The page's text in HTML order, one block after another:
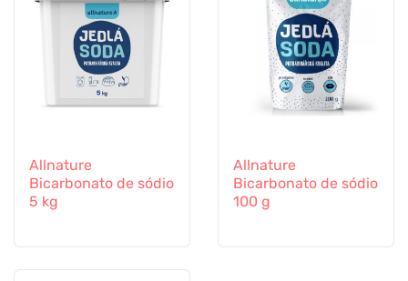
Allnature
Bicarbonato de sódio
5 kg
Allnature
Bicarbonato de sódio
100 g